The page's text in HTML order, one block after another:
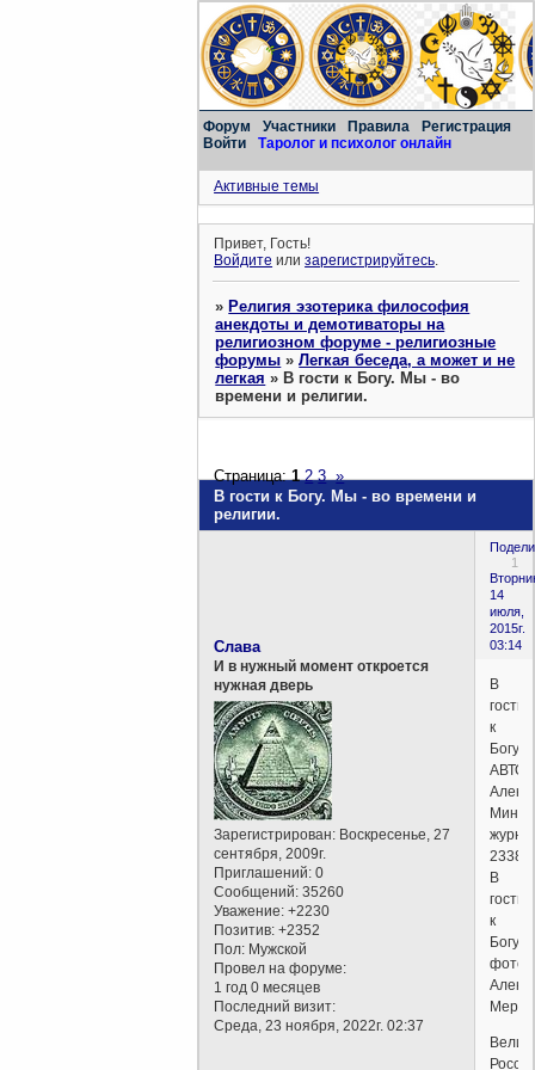
Форум Участники Правила
Регистрация
Войти
Таролог и психолог онлайн
Активные темы
Привет, Гость!
Войдите илизарегистрируйтесь.
»Религия эзотерика философия
анекдоты и демотиваторы на
религиозном форуме - религиозные
форумы »Легкая беседа, а может и не
легкая »В гости к Богу. Мы - во
времени и религии.
В гости к Богу. Мы - во времени и
религии.
Страница:1 2 3 »
1
14
июля,
2015г.
03:14
Слава
И в нужный момент откроется
нужная дверь
Зарегистрирован: Воскресенье, 27
сентября, 2009г.
Приглашений: 0
Сообщений: 35260
Уважение: +2230
Позитив: +2352
Пол: Мужской
Провел на форуме:
1 год 0 месяцев
Последний визит:
Среда, 23 ноября, 2022г. 02:37
В
гости
к
Богу
АВТОР
В
гости
к
Богу
фото: